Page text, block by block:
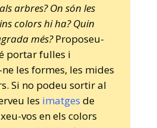
arbres? On són les
colors hi ha? Quin
més?Proposeu-
portar fulles i
les formes, les mides
Si no podeu sortir al
les imatges de
vos en els colors